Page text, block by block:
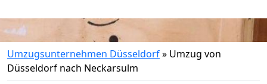
Umzugsunternehmen Düsseldorf» Umzug von
Düsseldorf nach Neckarsulm